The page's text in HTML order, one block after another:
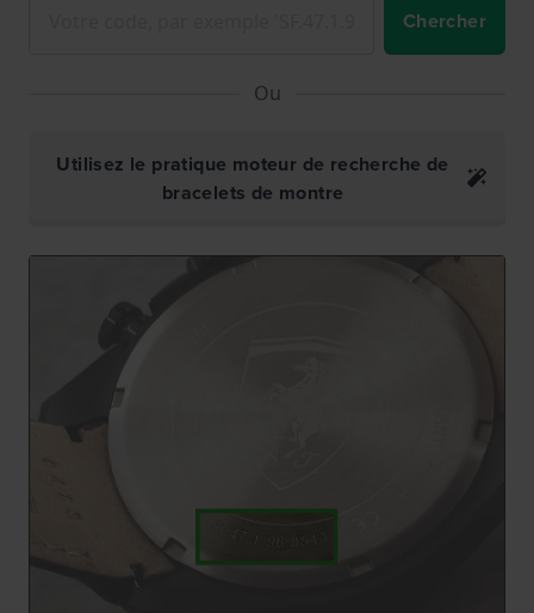
Chercher
Ou
Utilisez le pratique moteur de recherche de
bracelets de montre